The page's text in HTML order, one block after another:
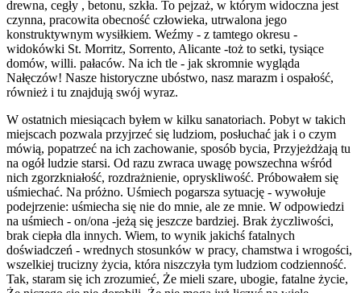
drewna, cegły , betonu, szkła. To pejzaż, w którym widoczna jest
czynna, pracowita obecność człowieka, utrwalona jego
konstruktywnym wysiłkiem. Weźmy - z tamtego okresu -
widokówki St. Morritz, Sorrento, Alicante -toż to setki, tysiące
domów, willi. pałaców. Na ich tle - jak skromnie wygląda
Nałęczów! Nasze historyczne ubóstwo, nasz marazm i ospałość,
również i tu znajdują swój wyraz.
W ostatnich miesiącach byłem w kilku sanatoriach. Pobyt w takich
miejscach pozwala przyjrzeć się ludziom, posłuchać jak i o czym
mówią, popatrzeć na ich zachowanie, sposób bycia, Przyjeżdżają tu
na ogół ludzie starsi. Od razu zwraca uwagę powszechna wśród
nich zgorzkniałość, rozdrażnienie, opryskliwość. Próbowałem się
uśmiechać. Na próżno. Uśmiech pogarsza sytuację - wywołuje
podejrzenie: uśmiecha się nie do mnie, ale ze mnie. W odpowiedzi
na uśmiech - on/ona -jeżą się jeszcze bardziej. Brak życzliwości,
brak ciepła dla innych. Wiem, to wynik jakichś fatalnych
doświadczeń - wrednych stosunków w pracy, chamstwa i wrogości,
wszelkiej trucizny życia, która niszczyła tym ludziom codzienność.
Tak, staram się ich zrozumieć, Że mieli szare, ubogie, fatalne życie,